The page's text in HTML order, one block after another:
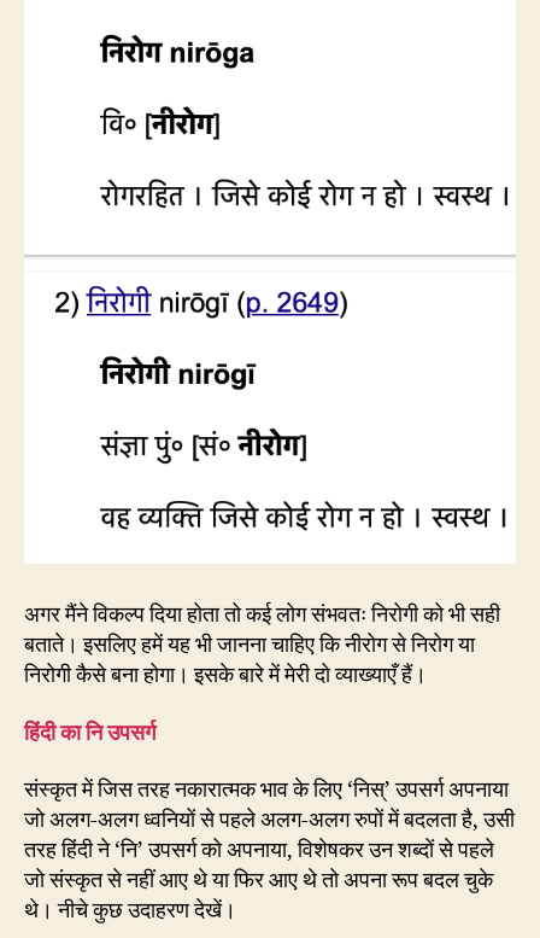
अगर मैंने विकल्प दिया होता तो कई लोग संभवतः निरोगी को भी सही
बताते। इसलिए हमें यह भी जानना चाहिए कि नीरोग से निरोग या
निरोगी कैसे बना होगा। इसके बारे में मेरी दो व्याख्याएँ हैं।
हिंदी का नि उपसर्ग
संस्कृत में जिस तरह नकारात्मक भाव के लिए ‘निस्’ उपसर्ग अपनाया
जो अलग-अलग ध्वनियों से पहले अलग-अलग रुपों में बदलता है, उसी
तरह हिंदी ने ‘नि’ उपसर्ग को अपनाया, विशेषकर उन शब्दों से पहले
जो संस्कृत से नहीं आए थे या फिर आए थे तो अपना रूप बदल चुके
थे। नीचे कुछ उदाहरण देखें।